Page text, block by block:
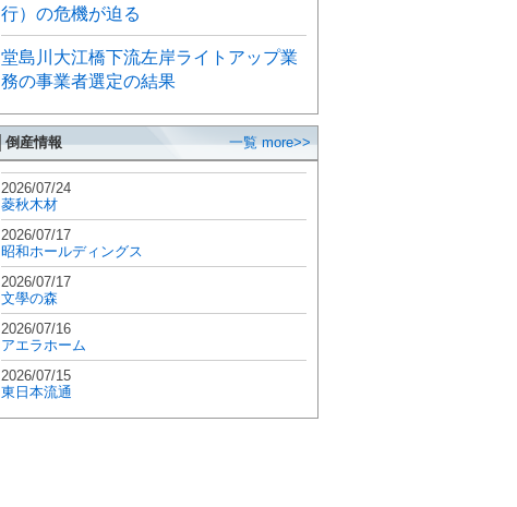
行）の危機が迫る
堂島川大江橋下流左岸ライトアップ業
務の事業者選定の結果
▌倒産情報 一覧 more>>
2026/07/24
菱秋木材
2026/07/17
昭和ホールディングス
2026/07/17
文學の森
2026/07/16
アエラホーム
2026/07/15
東日本流通